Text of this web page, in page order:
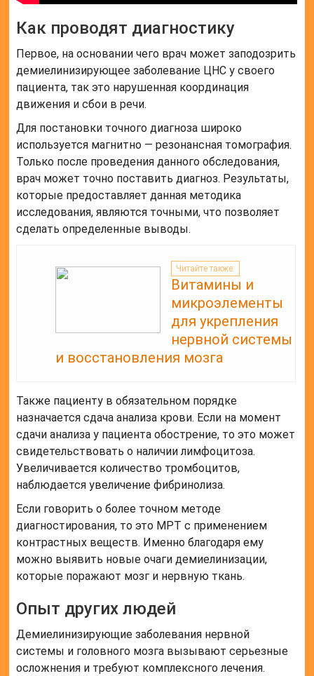
Как проводят диагностику
Первое, на основании чего врач может заподозрить
демиелинизирующее заболевание ЦНС у своего
пациента, так это нарушенная координация
движения и сбои в речи.
Для постановки точного диагноза широко
используется магнитно — резонансная томография.
Только после проведения данного обследования,
врач может точно поставить диагноз. Результаты,
которые предоставляет данная методика
исследования, являются точными, что позволяет
сделать определенные выводы.
Читайте также:
Витамины и
микроэлементы
для укрепления
нервной системы
и восстановления мозга
Также пациенту в обязательном порядке
назначается сдача анализа крови. Если на момент
сдачи анализа у пациента обострение, то это может
свидетельствовать о наличии лимфоцитоза.
Увеличивается количество тромбоцитов,
наблюдается увеличение фибринолиза.
Если говорить о более точном методе
диагностирования, то это МРТ с применением
контрастных веществ. Именно благодаря ему
можно выявить новые очаги демиелинизации,
которые поражают мозг и нервную ткань.
Опыт других людей
Демиелинизирующие заболевания нервной
системы и головного мозга вызывают серьезные
осложнения и требуют комплексного лечения.